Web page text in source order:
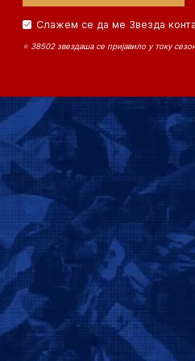
Слажем се да ме Звезда
⭐ 38502 звездаша се пријавило у току